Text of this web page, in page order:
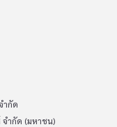
ำกัด
จำกัด (มหาชน)